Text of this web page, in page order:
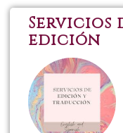
Servicios
edición